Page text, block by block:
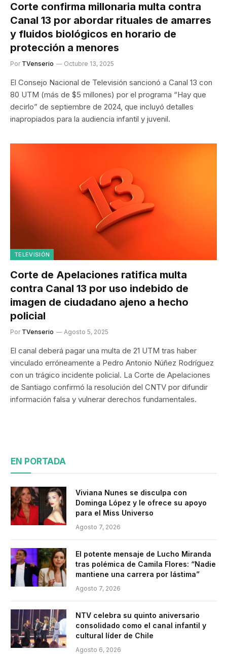
Corte confirma millonaria multa contra
Canal 13 por abordar rituales de amarres
y fluidos biológicos en horario de
protección a menores
Por TVenserio Octubre 13, 2025
El Consejo Nacional de Televisión sancionó a Canal 13 con
80 UTM (más de $5 millones) por el programa “Hay que
decirlo” de septiembre de 2024, que incluyó detalles
inapropiados para la audiencia infantil y juvenil.
TELEVISIÓN
Corte de Apelaciones ratifica multa
contra Canal 13 por uso indebido de
imagen de ciudadano ajeno a hecho
policial
Por TVenserio Agosto 5, 2025
El canal deberá pagar una multa de 21 UTM tras haber
vinculado erróneamente a Pedro Antonio Núñez Rodríguez
con un trágico incidente policial. La Corte de Apelaciones
de Santiago confirmó la resolución del CNTV por difundir
información falsa y vulnerar derechos fundamentales.
EN PORTADA
Viviana Nunes se disculpa con
Dominga López y le ofrece su apoyo
para el Miss Universo
Agosto 7, 2026
El potente mensaje de Lucho Miranda
tras polémica de Camila Flores: “Nadie
mantiene una carrera por lástima”
Agosto 7, 2026
NTV celebra su quinto aniversario
consolidado como el canal infantil y
cultural líder de Chile
Agosto 6, 2026